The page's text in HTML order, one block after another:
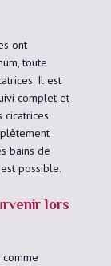
ont
toute
Il est
complet et
bains de
possible.
lors